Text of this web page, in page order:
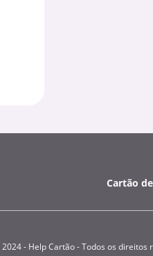
Cartão
- Help Cartão - Todos os direitos